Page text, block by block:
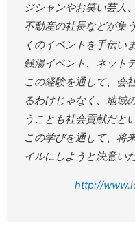
ジシャンやお笑い芸人
不動産の社長などが集
くのイベントを手伝い
銭湯イベント、ネット
この経験を通して、会
るわけじゃなく、地域
うことも社会貢献だと
この学びを通して、将
イルにしようと決意い
http://